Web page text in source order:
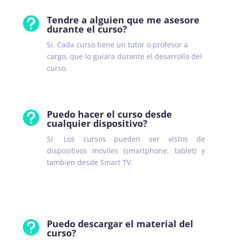
 Tendre a alguien que me asesore
durante el curso?
Sí. Cada curso tiene un tutor o profesor a
cargo, que lo guiara durante el desarrollo del
curso.
 Puedo hacer el curso desde
cualquier dispositivo?
Sí. Los cursos pueden ser vistos de
dispositivos moviles (smartphone, tablet) y
tambien desde Smart TV.
 Puedo descargar el material del
curso?